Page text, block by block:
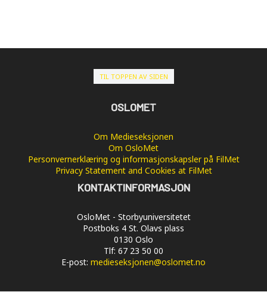
TIL TOPPEN AV SIDEN
OSLOMET
Om Medieseksjonen
Om OsloMet
Personvernerklæring og informasjonskapsler på FilMet
Privacy Statement and Cookies at FilMet
KONTAKTINFORMASJON
OsloMet - Storbyuniversitetet
Postboks 4 St. Olavs plass
0130 Oslo
Tlf: 67 23 50 00
E-post: medieseksjonen@oslomet.no